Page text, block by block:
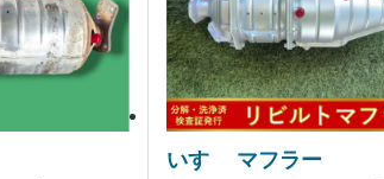
いすゞ マフラー